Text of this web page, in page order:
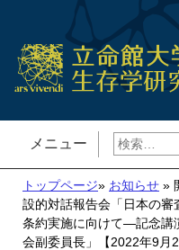
メニュー
検
索:
トップページ» お知らせ »
設的対話報告会「日本の
条約実施に向けて―記念講
会副委員長」【2022年9月